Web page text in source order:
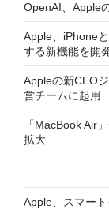
OpenAI、Apple
Apple、iPhone
する新機能を開
Appleの新CEO
営チームに起用
「MacBook Air
拡大
Apple、スマー